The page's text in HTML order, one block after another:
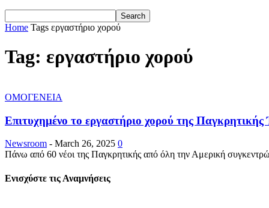
Home Tags εργαστήριο χορού
Tag: εργαστήριο χορού
ΟΜΟΓΕΝΕΙΑ
Επιτυχημένο το εργαστήριο χορού της
Newsroom - March 26, 2025 0
Πάνω από 60 νέοι της Παγκρητικής από όλη την Αμερική
Ενισχύστε τις Αναμνήσεις